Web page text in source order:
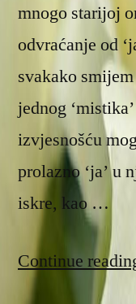
mnogo starijoj
odvraćanje od
svakako
jednog
izvjesnošću
prolazno ‘ja’ u
iskre, kao …
Continue